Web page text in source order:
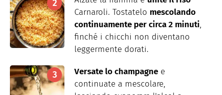
Carnaroli. Tostatelo mescolando
continuamente per circa 2 minuti,
finché i chicchi non diventano
leggermente dorati.
Versate lo champagne e
continuate a mescolare,